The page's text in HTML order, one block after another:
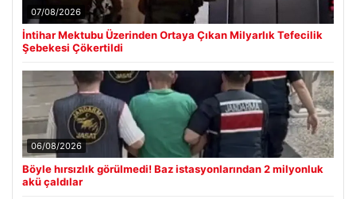
07/08/2026
İntihar Mektubu Üzerinden Ortaya Çıkan Milyarlık Tefecilik
Şebekesi Çökertildi
06/08/2026
Böyle hırsızlık görülmedi! Baz istasyonlarından 2 milyonluk
akü çaldılar